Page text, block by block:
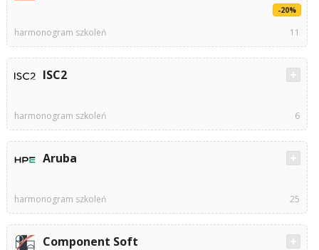
-20%
harmonogram szkoleń 11
ISC2
harmonogram szkoleń 6
Aruba
harmonogram szkoleń 25
Component Soft